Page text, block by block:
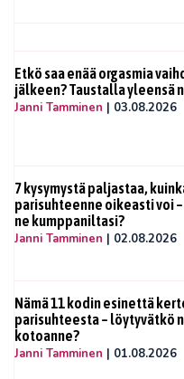
Etkö saa enää orgasmia
jälkeen? Taustalla yleensä
Janni Tamminen | 03.08.2026
7 kysymystä paljastaa,
parisuhteenne oikeasti voi
ne kumppaniltasi?
Janni Tamminen | 02.08.2026
Nämä 11 kodin esinettä
parisuhteesta – löytyvätkö
kotoanne?
Janni Tamminen | 01.08.2026